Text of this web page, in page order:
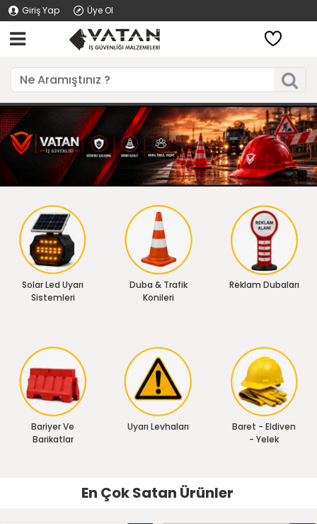
Giriş Yap Üye Ol
Solar Led Uyarı
Sistemleri
Duba & Trafik
Konileri
Reklam Dubaları
Bariyer Ve
Barikatlar
Uyarı Levhaları
Baret - Eldiven
- Yelek
En Çok Satan Ürünler